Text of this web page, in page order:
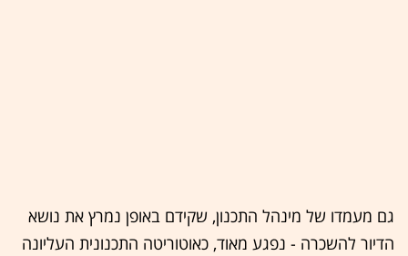
גם מעמדו של מינהל התכנון, שקידם באופן נמרץ את נושא
הדיור להשכרה - נפגע מאוד, כאוטוריטה התכנונית העליונה